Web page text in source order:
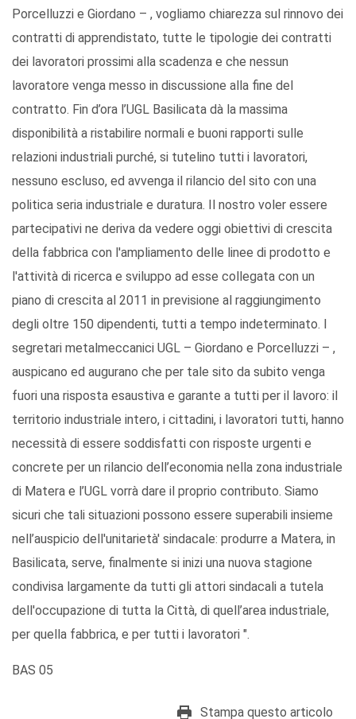
Porcelluzzi e Giordano – , vogliamo chiarezza sul rinnovo dei
contratti di apprendistato, tutte le tipologie dei contratti
dei lavoratori prossimi alla scadenza e che nessun
lavoratore venga messo in discussione alla fine del
contratto. Fin d’ora l’UGL Basilicata dà la massima
disponibilità a ristabilire normali e buoni rapporti sulle
relazioni industriali purché, si tutelino tutti i lavoratori,
nessuno escluso, ed avvenga il rilancio del sito con una
politica seria industriale e duratura. Il nostro voler essere
partecipativi ne deriva da vedere oggi obiettivi di crescita
della fabbrica con l'ampliamento delle linee di prodotto e
l'attività di ricerca e sviluppo ad esse collegata con un
piano di crescita al 2011 in previsione al raggiungimento
degli oltre 150 dipendenti, tutti a tempo indeterminato. I
segretari metalmeccanici UGL – Giordano e Porcelluzzi – ,
auspicano ed augurano che per tale sito da subito venga
fuori una risposta esaustiva e garante a tutti per il lavoro: il
territorio industriale intero, i cittadini, i lavoratori tutti, hanno
necessità di essere soddisfatti con risposte urgenti e
concrete per un rilancio dell’economia nella zona industriale
di Matera e l’UGL vorrà dare il proprio contributo. Siamo
sicuri che tali situazioni possono essere superabili insieme
nell’auspicio dell'unitarietà' sindacale: produrre a Matera, in
Basilicata, serve, finalmente si inizi una nuova stagione
condivisa largamente da tutti gli attori sindacali a tutela
dell'occupazione di tutta la Città, di quell’area industriale,
per quella fabbrica, e per tutti i lavoratori ".
BAS 05
Stampa questo articolo